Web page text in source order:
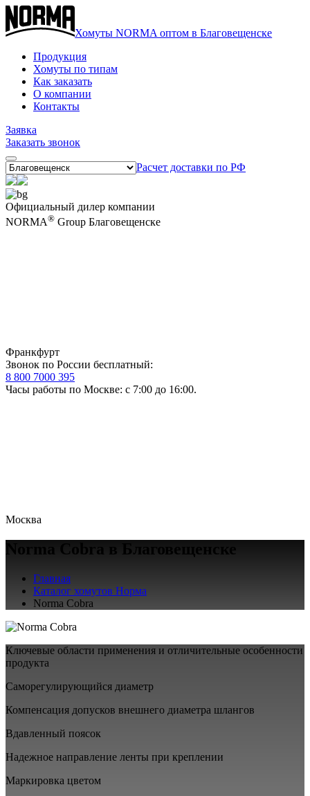
Хомуты NORMA оптом в Благовещенске
Продукция
Хомуты по типам
Как заказать
О компании
Контакты
Заявка
Заказать звонок
Расчет доставки по РФ
Официальный дилер компании
NORMA® Group Благовещенске
Франкфурт
Звонок по России бесплатный:
8 800 7000 395
Часы работы по Москве: с 7:00 до 16:00.
Москва
Norma Cobra в Благовещенске
Главная
Каталог хомутов Норма
Norma Cobra
Ключевые области применения и отличительные особенности
продукта
Саморегулирующийся диаметр
Компенсация допусков внешнего диаметра шлангов
Вдавленный поясок
Надежное направление ленты при креплении
Маркировка цветом